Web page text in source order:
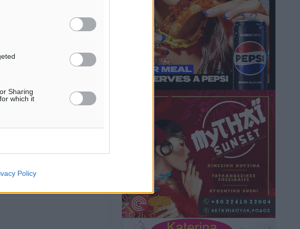
Sharing
which it
Policy
Hotels – Χατζηλαζάρου – Προχωρά
καινούργιο ξενοδοχείο στην Κω
Τοπικές Ειδήσεις• πριν 9 ώρες
Αυτοκίνητο μπήκε παράνομα σε
μονόδρομο στο Μαστιχάρι –
Αναποδογύρισε όχημα με μητέρα και
5χρονο παιδί
πριν 9 ώρες
“Η Ευρώπη αντιμετώπιζε το
προσφυγικό σαν ταινία τρόμου” – Η
συγκλονιστική μαρτυρία της Χαρούλας
Γιασιράνη στον RV για τα γεγονότα που
οδήγησαν στο Σύμφωνο της Λέρου
Τοπικές Ειδήσεις πριν 9 ώρες
Συναυλία με τον Γιάννη Κότσιρα στις